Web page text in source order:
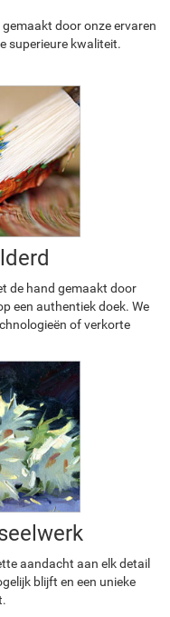
door onze ervaren
superieure kwaliteit.
de hand gemaakt door
een authentiek doek. We
of verkorte
aandacht aan elk detail
blijft en een unieke